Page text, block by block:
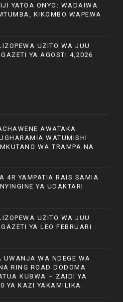
YATOA ONYO: WADAIWA
KIKOMBO WAPEWA
UZITO WA JUU
YA AGOSTI 4,2026
AWATAKA
WATUMISHI
WA TRAMPA NA
4R YAMPATIA RAIS SAMIA
YA UDAKTARI
UZITO WA JUU
YA LEO FEBRUARI
UWANJA WA NDEGE WA
RING ROAD DODOMA
KUBWA – ZAIDI YA
YA KAZI YAKAMILIKA.